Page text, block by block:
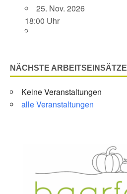
25. Nov. 2026
18:00 Uhr
NÄCHSTE ARBEITSEINSÄTZE
Keine Veranstaltungen
alle Veranstaltungen